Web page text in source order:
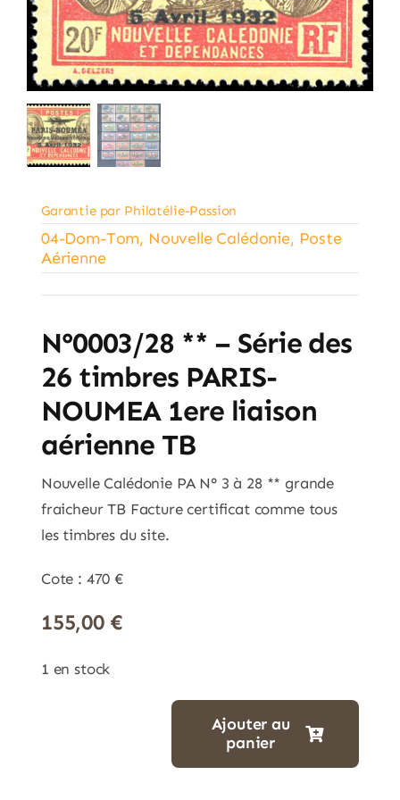
Garantie par Philatélie-Passion
04-Dom-Tom, Nouvelle Calédonie, Poste
Aérienne
N°0003/28 ** – Série des
26 timbres PARIS-
NOUMEA 1ere liaison
aérienne TB
Nouvelle Calédonie PA N° 3 à 28 ** grande
fraicheur TB Facture certificat comme tous
les timbres du site.
Cote : 470 €
155,00 €
1 en stock
Ajouter au
panier